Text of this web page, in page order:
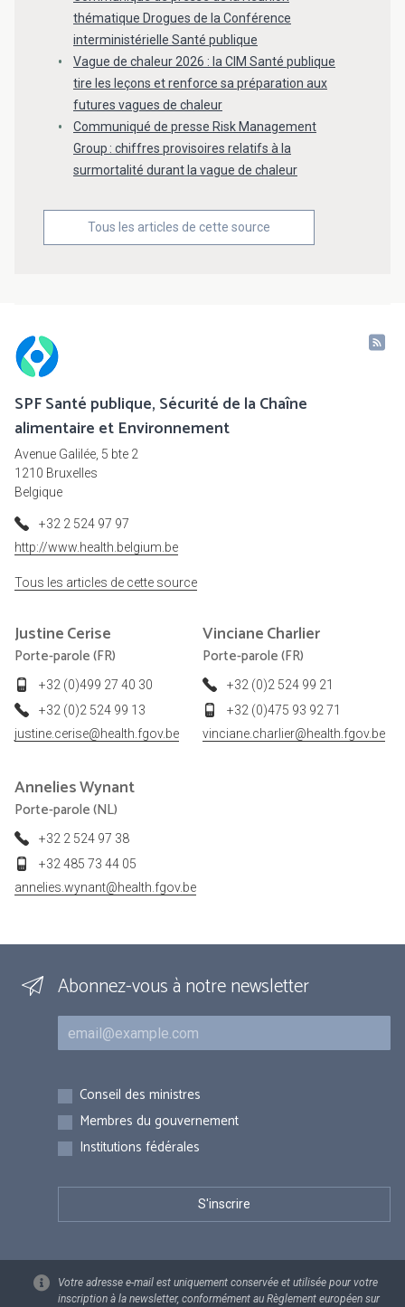
thématique Drogues de la Conférence
interministérielle Santé publique
Vague de chaleur 2026 : la CIM Santé publique
tire les leçons et renforce sa préparation aux
futures vagues de chaleur
Communiqué de presse Risk Management
Group : chiffres provisoires relatifs à la
surmortalité durant la vague de chaleur
Tous les articles de cette source
SPF Santé publique, Sécurité de la Chaîne
alimentaire et Environnement
Avenue Galilée, 5 bte 2
1210 Bruxelles
Belgique
+32 2 524 97 97
http://www.health.belgium.be
Tous les articles de cette source
JustineCerise
Porte-parole (FR)
+32 (0)499 27 40 30
+32 (0)2 524 99 13
justine.cerise@health.fgov.be
VincianeCharlier
Porte-parole (FR)
+32 (0)2 524 99 21
+32 (0)475 93 92 71
vinciane.charlier@health.fgov.be
AnneliesWynant
Porte-parole (NL)
+32 2 524 97 38
+32 485 73 44 05
annelies.wynant@health.fgov.be
Abonnez-vous à notre newsletter
Courriel
Inscriptions
Conseil des ministres
Membres du gouvernement
Institutions fédérales
Votre adresse e-mail est uniquement conservée et utilisée pour votre
inscription à la newsletter, conformément au Règlement européen sur